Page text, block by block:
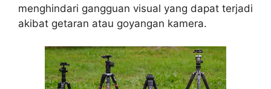
menghindari gangguan visual yang dapat terjadi
akibat getaran atau goyangan kamera.